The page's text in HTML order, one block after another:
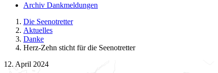
Archiv Dankmeldungen
Die Seenotretter
Aktuelles
Danke
Herz-Zehn sticht für die Seenotretter
12. April 2024